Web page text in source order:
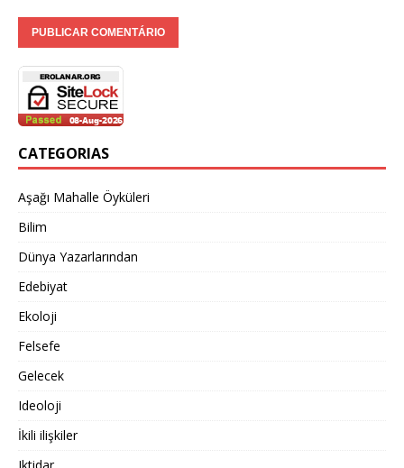
CATEGORIAS
Aşağı Mahalle Öyküleri
Bilim
Dünya Yazarlarından
Edebiyat
Ekoloji
Felsefe
Gelecek
Ideoloji
İkili ilişkiler